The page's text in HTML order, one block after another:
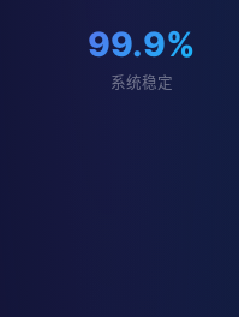
99.9%
系统稳定